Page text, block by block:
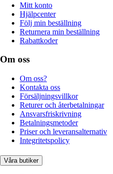
Mitt konto
Hjälpcenter
Följ min beställning
Returnera min beställning
Rabattkoder
Om oss
Om oss?
Kontakta oss
Försäljningsvillkor
Returer och återbetalningar
Ansvarsfriskrivning
Betalningsmetoder
Priser och leveransalternativ
Integritetspolicy
Våra butiker